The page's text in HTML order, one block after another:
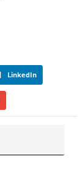
LinkedIn